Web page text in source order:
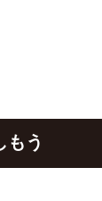
もう